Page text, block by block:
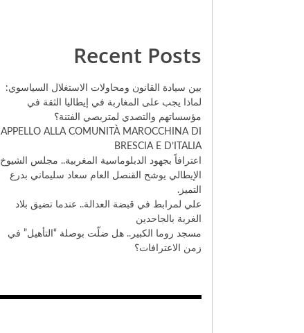
Recent Posts
بين سيادة القانون ومحاولات الاستغلال السياسوي:
لماذا يجب على المغاربة في إيطاليا الثقة في
مؤسساتهم والتصدي لمتربصي الفتنة؟
​APPELLO ALLA COMUNITÀ MAROCCHINA DI
BRESCIA E D’ITALIA
اعترافاً بجهود الدبلوماسية المغربية.. مجلس الشيوخ
الإيطالي يوشح القنصل العام سعاد سليماني بدرع
التميز.
علي لمرابط في قبضة العدالة.. عندما تضيق بلاد
الغربة بالجاحدين
مسجد روما الكبير.. هل ضلّت بوصلة “التأهيل” في
زمن الاعترافات؟